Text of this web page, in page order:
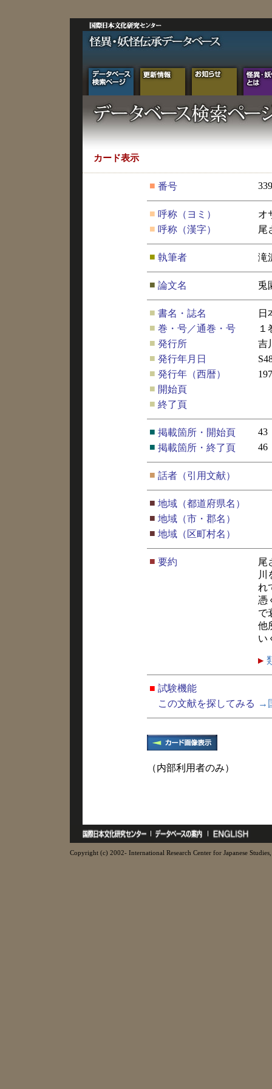
カード表示
■ 番号
■ 呼称（ヨミ）
オ
■ 呼称（漢字） 尾
■ 執筆者 滝
■ 論文名 兎
■ 書名・誌名
日
■ 巻・号／通巻・号
１
■ 発行所
吉
■ 発行年月日
■ 発行年（西暦）
■ 開始頁
■ 終了頁
■ 掲載箇所・開始頁
43
■ 掲載箇所・終了頁 46
■ 話者（引用文献）
■ 地域（都道府県名）
■ 地域（市・郡名）
■ 地域（区町村名）
■ 要約
尾
川
れ
憑
で
他
い
■ 試験機能
この文献を探してみる →
（内部利用者のみ）
Copyright (c) 2002- International Research Center for Japanese